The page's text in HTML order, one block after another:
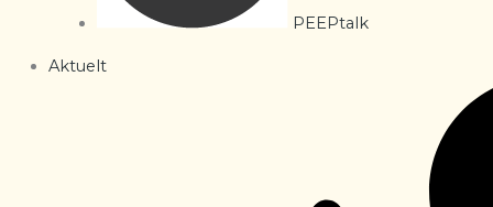
PEEPtalk
Aktuelt